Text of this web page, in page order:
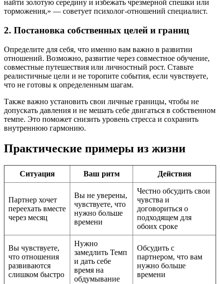
найти золотую середину и избежать чрезмерной спешки или
торможения,» — советует психолог-отношений специалист.
2. Постановка собственных целей и границ
Определите для себя, что именно вам важно в развитии
отношений. Возможно, развитие через совместное обучение,
совместные путешествия или личностный рост. Ставьте
реалистичные цели и не торопите события, если чувствуете,
что не готовы к определенным шагам.
Также важно установить свои личные границы, чтобы не
допускать давления и не мешать себе двигаться в собственном
темпе. Это поможет снизить уровень стресса и сохранить
внутреннюю гармонию.
Практические примеры из жизни
Ситуация Ваш ритм Действия
Партнер хочет
переехать вместе
через месяц
Вы не уверены,
чувствуете, что
нужно больше
времени
Честно обсудить свои
чувства и
договориться о
подходящем для
обоих сроке
Вы чувствуете,
что отношения
развиваются
слишком быстро
Нужно
замедлить Темп
и дать себе
время на
обдумывание
Обсудить с
партнером, что вам
нужно больше
времени